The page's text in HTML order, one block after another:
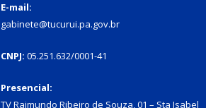
E-mail:
gabinete@tucurui.pa.gov.br
CNPJ: 05.251.632/0001-41
Presencial:
TV Raimundo Ribeiro de Souza, 01 – Sta Isabel